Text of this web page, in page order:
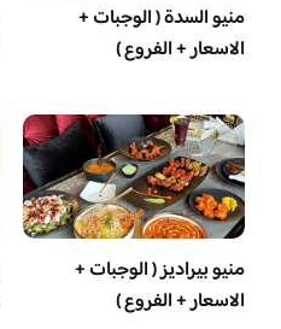
منيو السدة ( الوجبات +
الاسعار + الفروع )
منيو بيراديز ( الوجبات +
الاسعار + الفروع )